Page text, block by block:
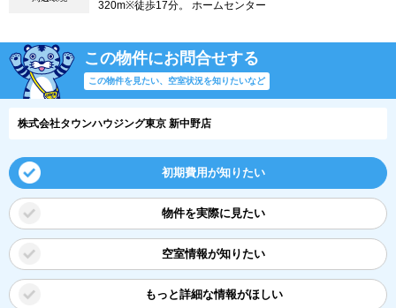
320m※徒歩17分。 ホームセンター
この物件にお問合せする
この物件を見たい、空室状況を知りたいなど
株式会社タウンハウジング東京 新中野店
初期費用が知りたい
物件を実際に見たい
空室情報が知りたい
もっと詳細な情報がほしい